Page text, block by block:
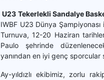
U23 Tekerlekli Sandalye
IWBF U23 Dünya
Turnuva, 12-20 Haziran
Paulo şehrinde
yanından en iyi genç sporcular
Ay-yıldızlı ekibimiz, zorlu